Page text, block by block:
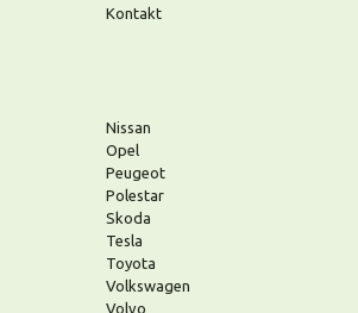
Kontakt
Nissan
Opel
Peugeot
Polestar
Skoda
Tesla
Toyota
Volkswagen
Volvo